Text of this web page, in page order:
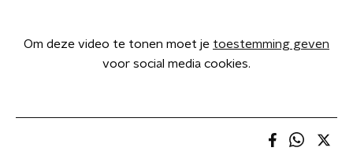
Om deze video te tonen moet je toestemming geven
voor social media cookies.